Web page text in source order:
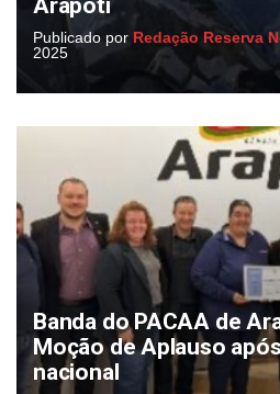
Arapoti
Publicado por Redação Reserva
2025
Banda do PACAA de
Moção de Aplauso
nacional